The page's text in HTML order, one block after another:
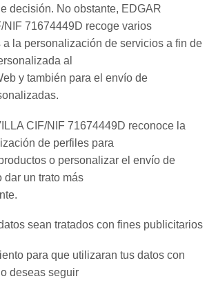
decisión. No obstante, EDGAR
NIF 71674449D recoge varios
la personalización de servicios a fin de
al
y también para el envío de
CIF/NIF 71674449D reconoce la
de perfiles para
o personalizar el envío de
dar un trato más
sean tratados con fines publicitarios
para que utilizaran tus datos con
deseas seguir